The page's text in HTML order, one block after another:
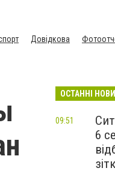
Довідкова
ОСТАННІ
6
09:51